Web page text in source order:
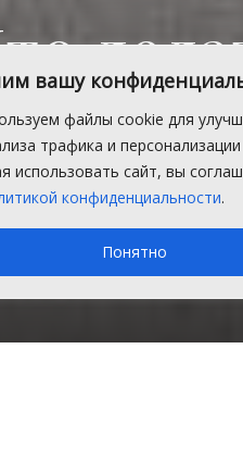
вашу
файлы cookie для
трафика и
использовать сайт, вы
конфиденциальности.
Понятно
домах.
26 июля 2024 г. в рубрике